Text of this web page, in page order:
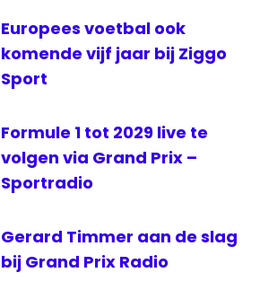
Europees voetbal ook
komende vijf jaar bij Ziggo
Sport
Formule 1 tot 2029 live te
volgen via Grand Prix –
Sportradio
Gerard Timmer aan de slag
bij Grand Prix Radio